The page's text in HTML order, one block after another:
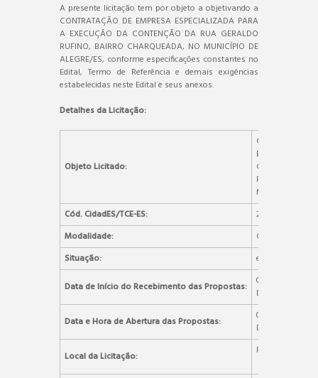
A presente licitação tem por objeto a objetivando a
CONTRATAÇÃO DE EMPRESA ESPECIALIZADA PARA
A EXECUÇÃO DA CONTENÇÃO DA RUA GERALDO
RUFINO, BAIRRO CHARQUEADA, NO MUNICÍPIO DE
ALEGRE/ES, conforme especificações constantes no
Edital, Termo de Referência e demais exigências
estabelecidas neste Edital e seus anexos.
Detalhes da Licitação:
Objeto Licitado:
RUFINO,
MUNICÍPIO DE
Cód. CidadES/TCE-ES:
Modalidade:
Concorrência
Situação:
em andamento
Data de Início do Recebimento das Propostas:
09H:00M DO
DE BRASÍLIA).
Data e Hora de Abertura das Propostas:
09H:01M DO
DE BRASÍLIA).
Local da Licitação:
Portal de